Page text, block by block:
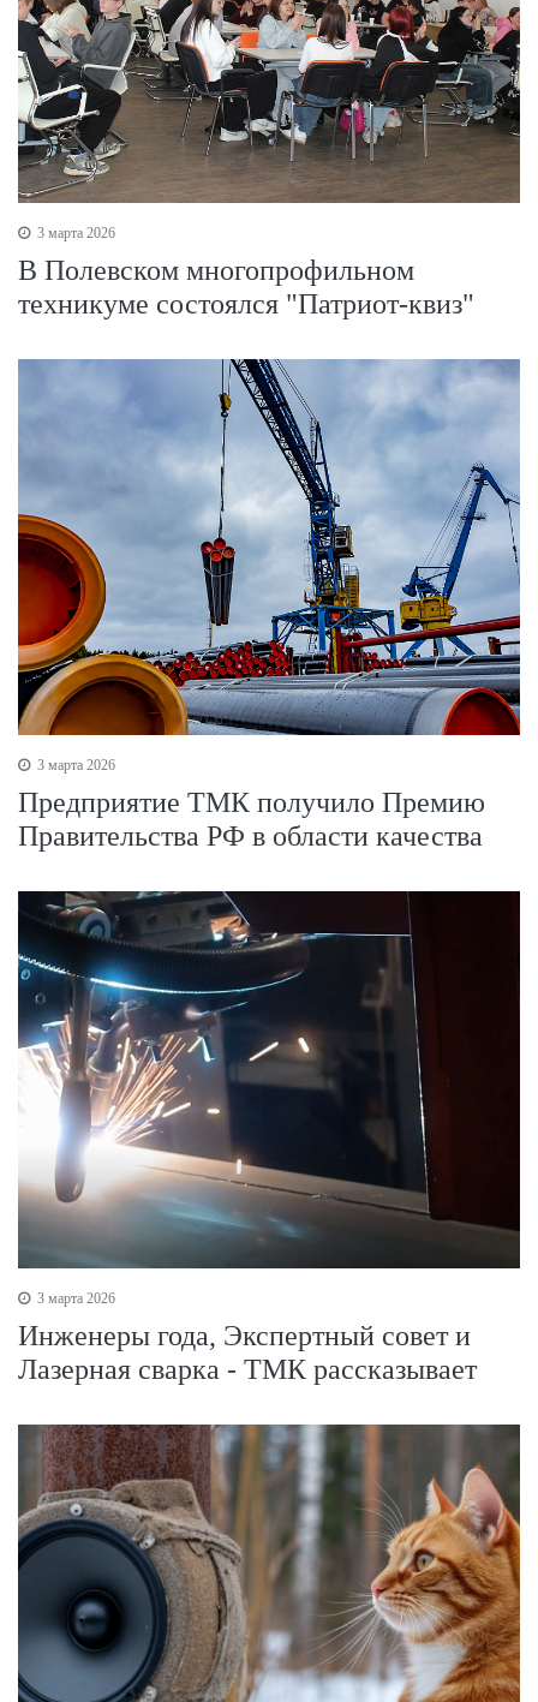
3 марта 2026
В Полевском многопрофильном
техникуме состоялся "Патриот-квиз"
3 марта 2026
Предприятие ТМК получило Премию
Правительства РФ в области качества
3 марта 2026
Инженеры года, Экспертный совет и
Лазерная сварка - ТМК рассказывает